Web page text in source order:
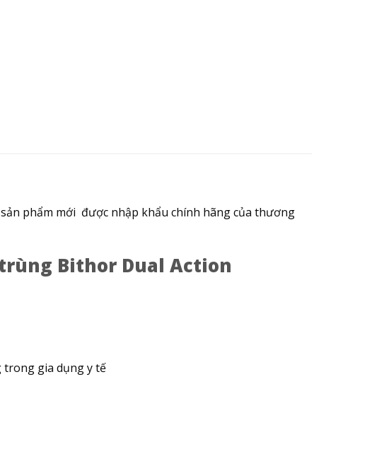
phẩm mới được nhập khẩu chính hãng của thương
Bithor Dual Action
trong gia dụng y tế